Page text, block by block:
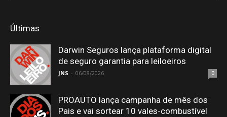
Últimas
Darwin Seguros lança plataforma digital
de seguro garantia para leiloeiros
JNS - 06/08/2026 0
PROAUTO lança campanha de mês dos
Pais e vai sortear 10 vales-combustível